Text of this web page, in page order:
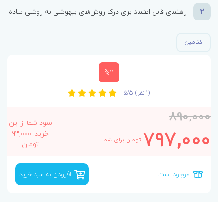
2 راهنمای قابل اعتماد برای درک روش‌های بیهوشی به روشی ساده
کتامین
%11
5/5 (1 نفر)
890,000
797,000 تومان برای شما
سود شما از این
خرید: 93,000
تومان
موجود است افزودن به سبد خرید